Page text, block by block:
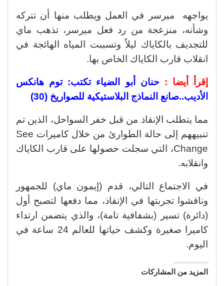
يواجهه ميرسر في العمل ويطلب منها أن تتركه
وشأنه، منزعجة من رد فعل ميرسر، تذهب ماي
للتجديف بالكاياك ليلاً وتسببت المياه الهائجة في
انقلاب قارب الكاياك الخاص بها.
إقرأ أيضا :حنان أبو الضياء تكتب: توم هانكس
الأديب..صانع النماذج البلاستيكية للصواريخ (30)
مما يتطلب الإنقاذ من قبل خفر السواحل، الذين تم
تنبيههم إلى حالة الطوارئ من خلال كاميرات See
Change، التي سجلت حصولها على قارب الكاياك
وانقلابه.
في الاجتماع التالي، قدم (إيمون ماي) للجمهور
وناقشوا تجربتها في الإنقاذ، مما دفعها لتصبح أول
(دائرة) تسير (بشفافية تامة)، والذي يتضمن ارتداء
كاميرا صغيرة وكشف حياتها للعالم 24 ساعة في
اليوم.
المزيد من المشاركات